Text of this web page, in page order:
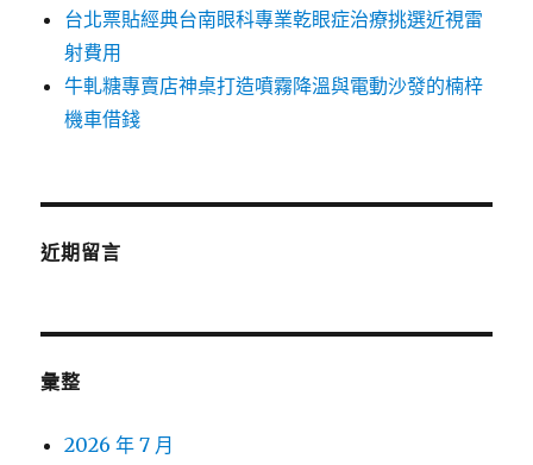
台北票貼經典台南眼科專業乾眼症治療挑選近視雷
射費用
牛軋糖專賣店神桌打造噴霧降溫與電動沙發的楠梓
機車借錢
近期留言
彙整
2026 年 7 月